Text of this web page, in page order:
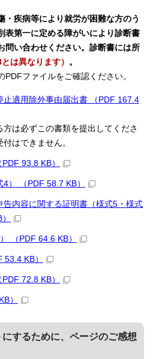
疾病等により就労が困難な方のう
表第一に定める障がいにより診断書
問い合わせください。診断書には所
とは異なります） 。
ファイルをご確認ください。
止適用除外事由届出書 （PDF 167.4
は必ずこの書類を提出してくださ
はできません。
93.8 KB）
） （PDF 58.7 KB）
告内容に関する証明書（様式5・様式
（PDF 64.6 KB）
KB）
72.8 KB）
）
するために、ページのご感想